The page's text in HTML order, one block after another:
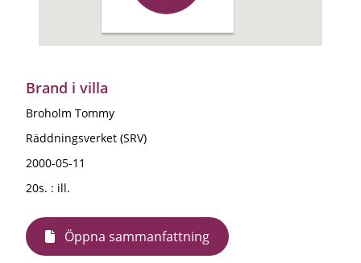
Brand i villa
Broholm Tommy
Räddningsverket (SRV)
2000-05-11
20s. : ill.
Öppna sammanfattning